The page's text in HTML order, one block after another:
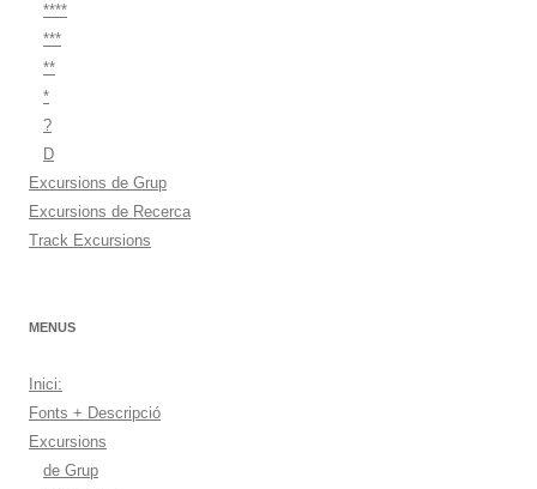
****
***
**
*
?
D
Excursions de Grup
Excursions de Recerca
Track Excursions
MENUS
Inici:
Fonts + Descripció
Excursions
de Grup